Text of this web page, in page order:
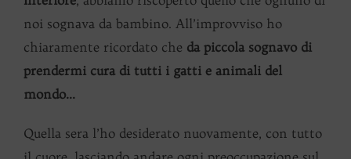
noi sognava da bambino. All’improvviso ho
chiaramente ricordato che da piccola sognavo di
prendermi cura di tutti i gatti e animali del
mondo…
Quella sera l’ho desiderato nuovamente, con tutto